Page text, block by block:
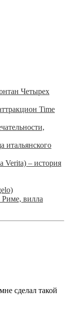
Четырех
Time
итальянского
Verita) – история
Риме, вилла
сделал такой